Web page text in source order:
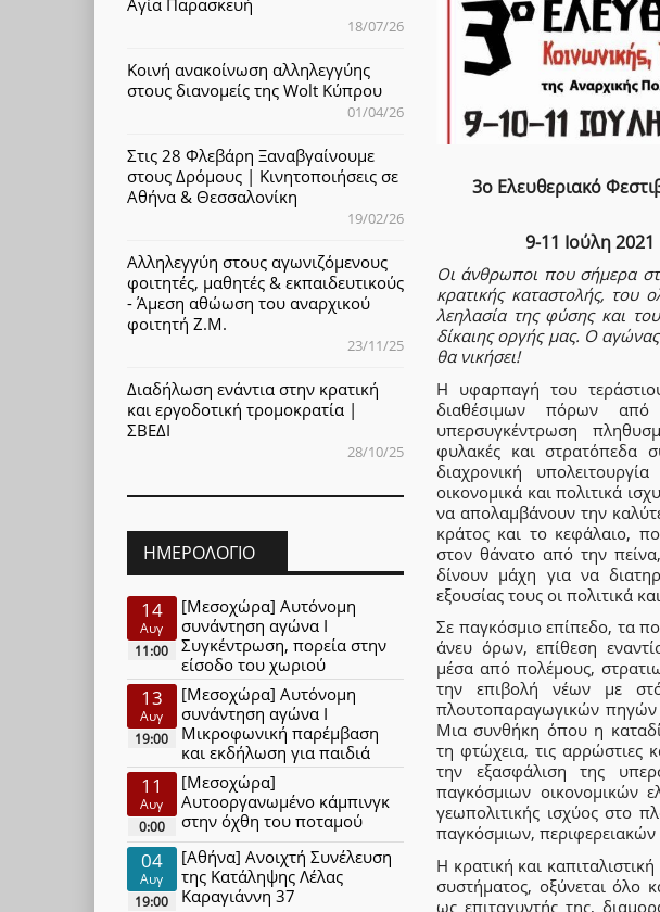
3ο Ελευθεριακό
9-11 Ιούλη
Οι άνθρωποι που σήμερα
κρατικής καταστολής, του
λεηλασία της φύσης και
δίκαιης οργής μας. Ο
θα νικήσει!
Η υφαρπαγή του
διαθέσιμων πόρων από
υπερσυγκέντρωση
φυλακές και στρατόπεδα
διαχρονική
οικονομικά και πολιτικά
να απολαμβάνουν την
κράτος και το κεφάλαιο,
στον θάνατο από την πείνα,
δίνουν μάχη για να
εξουσίας τους οι πολιτικά
Σε παγκόσμιο επίπεδο, τα
άνευ όρων, επίθεση
μέσα από πολέμους,
την επιβολή νέων με
πλουτοπαραγωγικών πηγών
Μια συνθήκη όπου η
τη φτώχεια, τις αρρώστιες
την εξασφάλιση της
παγκόσμιων οικονομικών
γεωπολιτικής ισχύος στο
παγκόσμιων,
Η κρατική και
συστήματος, οξύνεται όλο
ως επιταχυντής της,
Αγία Παρασκευή
18/07/26
Κοινή ανακοίνωση αλληλεγγύης
στους διανομείς της Wolt Κύπρου
01/04/26
Στις 28 Φλεβάρη Ξαναβγαίνουμε
στους Δρόμους | Κινητοποιήσεις σε
Αθήνα & Θεσσαλονίκη
19/02/26
Αλληλεγγύη στους αγωνιζόμενους
φοιτητές, μαθητές & εκπαιδευτικούς
- Άμεση αθώωση του αναρχικού
φοιτητή Ζ.Μ.
23/11/25
Διαδήλωση ενάντια στην κρατική
και εργοδοτική τρομοκρατία |
ΣΒΕΔΙ
28/10/25
ΗΜΕΡΟΛΌΓΙΟ
14
Αυγ
11:00
[Μεσοχώρα] Αυτόνομη
συνάντηση αγώνα Ι
Συγκέντρωση, πορεία στην
είσοδο του χωριού
13
Αυγ
19:00
[Μεσοχώρα] Αυτόνομη
συνάντηση αγώνα Ι
Μικροφωνική παρέμβαση
και εκδήλωση για παιδιά
11
Αυγ
0:00
[Μεσοχώρα]
Αυτοοργανωμένο κάμπινγκ
στην όχθη του ποταμού
04
Αυγ
19:00
[Αθήνα] Ανοιχτή Συνέλευση
της Κατάληψης Λέλας
Καραγιάννη 37